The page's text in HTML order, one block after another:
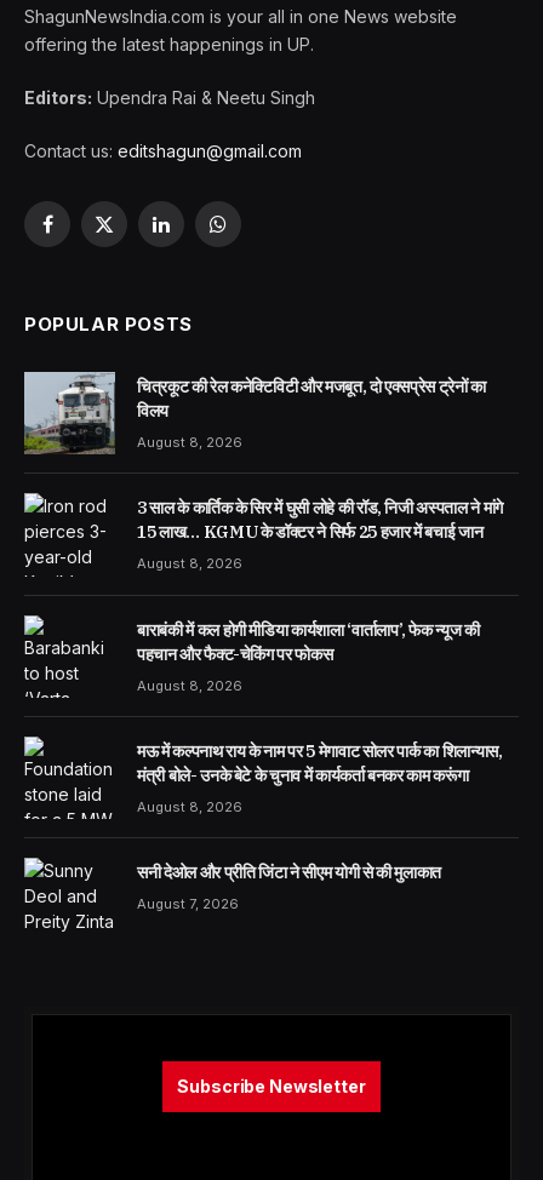
ShagunNewsIndia.com is your all in one News website
offering the latest happenings in UP.
Editors: Upendra Rai & Neetu Singh
Contact us: editshagun@gmail.com
Facebook
X
LinkedInWhatsApp
POPULAR POSTS
चित्रकूट की रेल कनेक्टिविटी और मजबूत, दो एक्सप्रेस ट्रेनों का
विलय
August 8, 2026
3 साल के कार्तिक के सिर में घुसी लोहे की रॉड, निजी अस्पताल ने मांगे
15 लाख… KGMU के डॉक्टर ने सिर्फ 25 हजार में बचाई जान
August 8, 2026
बाराबंकी में कल होगी मीडिया कार्यशाला ‘वार्तालाप’, फेक न्यूज की
पहचान और फैक्ट-चेकिंग पर फोकस
August 8, 2026
मऊ में कल्पनाथ राय के नाम पर 5 मेगावाट सोलर पार्क का शिलान्यास,
मंत्री बोले- उनके बेटे के चुनाव में कार्यकर्ता बनकर काम करूंगा
August 8, 2026
सनी देओल और प्रीति जिंटा ने सीएम योगी से की मुलाकात
August 7, 2026
Subscribe Newsletter